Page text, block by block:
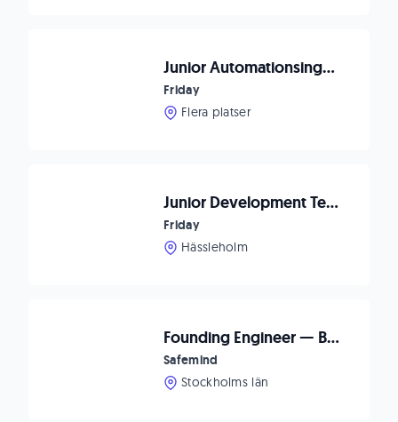
Junior Automationsingenjör till Globalt Bolag i Helsingborg
Friday
Flera platser
Junior Development Test Engineer till Spännande Bolag
Friday
Hässleholm
Founding Engineer — Backend & Generalist
Safemind
Stockholms län